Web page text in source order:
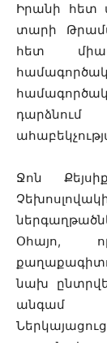
Իրանի հետ
տարի
հետ
Ջոն
Օհայո,
նախ
անգամ